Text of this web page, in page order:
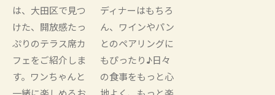
は、大田区で見つ
けた、開放感たっ
ぷりのテラス席カ
フェをご紹介しま
す。ワンちゃんと
ディナーはもちろ
ん、ワインやパン
とのペアリングに
もぴったり♪日々
の食事をもっと心